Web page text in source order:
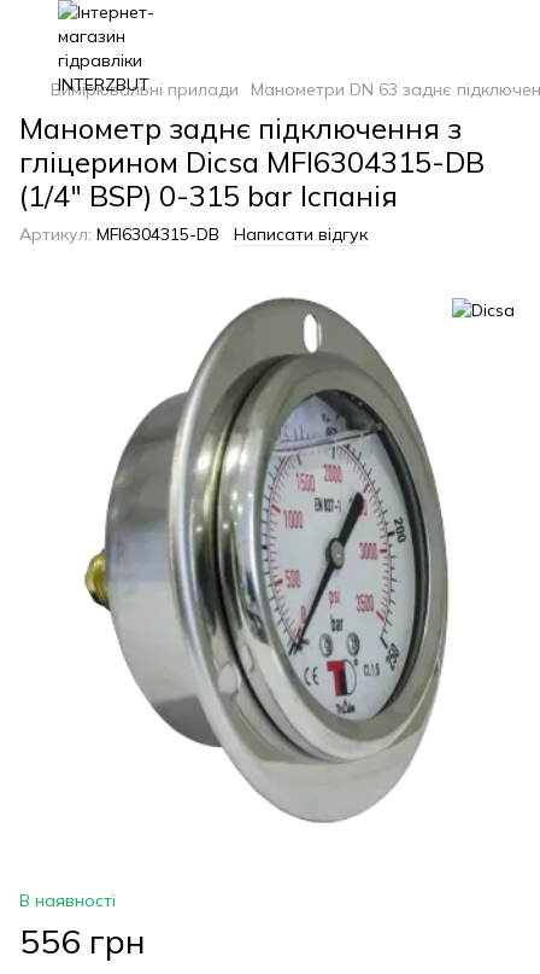
Вимірювальні прилади Манометри DN 63 заднє
Манометр заднє підключення з
гліцерином Dicsa MFI6304315-DB
(1/4" BSP) 0-315 bar Іспанія
Артикул: MFI6304315-DB Написати відгук
В наявності
556 грн